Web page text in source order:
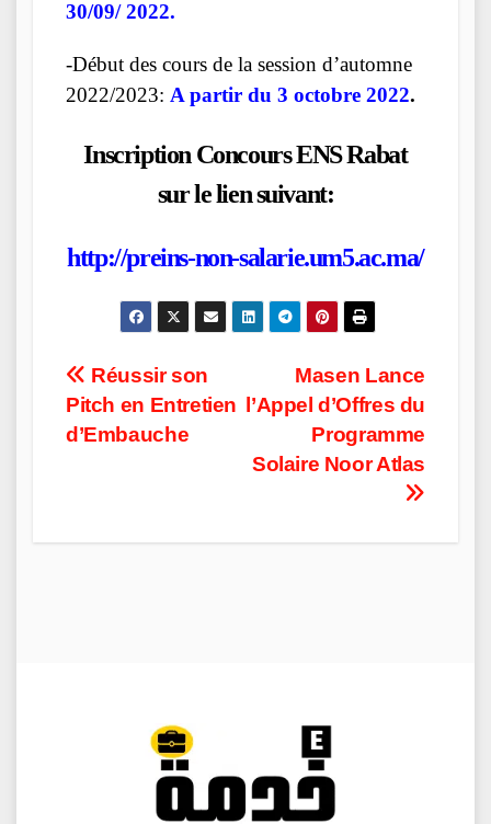
30/09/ 2022.
-Début des cours de la session d’automne
2022/2023: A partir du 3 octobre 2022.
Inscription Concours ENS Rabat
sur le lien suivant:
http://preins-non-salarie.um5.ac.ma/
Post
navigation
Masen Lance
l’Appel d’Offres du
Programme
Solaire Noor Atlas
Réussir son
Pitch en Entretien
d’Embauche